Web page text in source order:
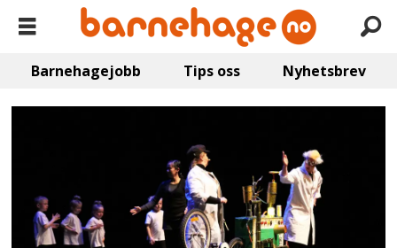
Barnehagejobb Tips oss Nyhetsbrev
Emne:
ifokusbarnehagene